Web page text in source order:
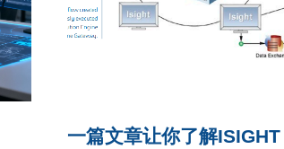
一篇文章让你了解ISIGHT